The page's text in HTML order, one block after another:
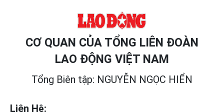
CƠ QUAN CỦA TỔNG LIÊN ĐOÀN
LAO ĐỘNG VIỆT NAM
Tổng Biên tập: NGUYỄN NGỌC HIỂN
Liên Hệ: